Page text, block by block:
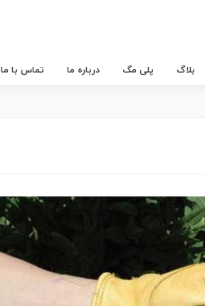
بلاگ پلی مگ درباره ما تماس با ما